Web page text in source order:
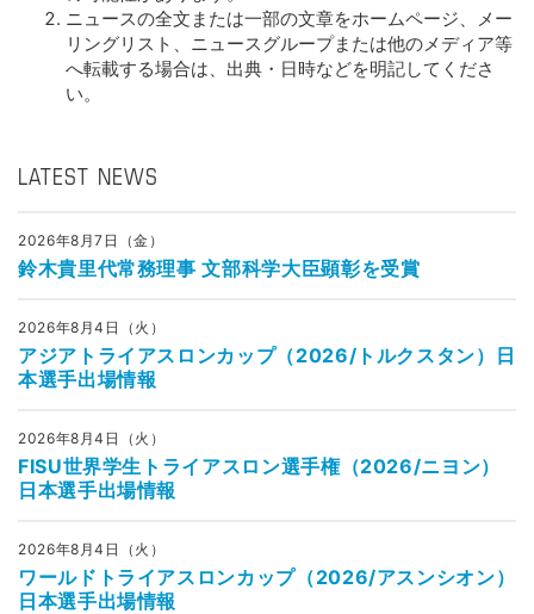
ニュースの全文または一部の文章をホームページ、メー
リングリスト、ニュースグループまたは他のメディア等
へ転載する場合は、出典・日時などを明記してくださ
い。
LATEST NEWS
2026年8月7日（金）
鈴木貴里代常務理事 文部科学大臣顕彰を受賞
2026年8月4日（火）
アジアトライアスロンカップ（2026/トルクスタン）日
本選手出場情報
2026年8月4日（火）
FISU世界学生トライアスロン選手権（2026/ニヨン）
日本選手出場情報
2026年8月4日（火）
ワールドトライアスロンカップ（2026/アスンシオン）
日本選手出場情報